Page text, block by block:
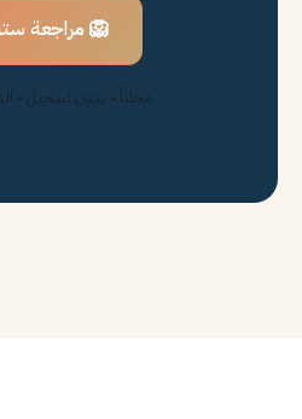
🦁 مراجعة
مجاناً • بدون تسجيل •